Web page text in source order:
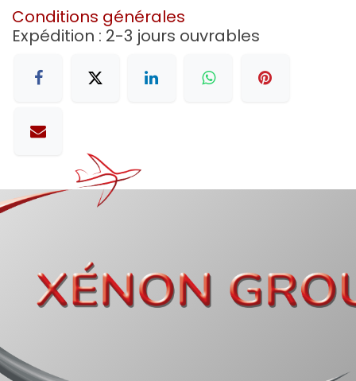
Conditions générales
Expédition : 2-3 jours ouvrables